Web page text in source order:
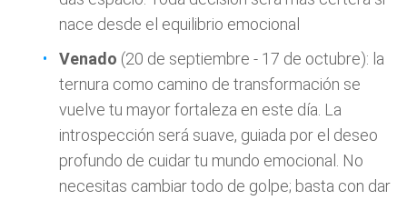
nace desde el equilibrio emocional
Venado (20 de septiembre - 17 de octubre): la
ternura como camino de transformación se
vuelve tu mayor fortaleza en este día. La
introspección será suave, guiada por el deseo
profundo de cuidar tu mundo emocional. No
necesitas cambiar todo de golpe; basta con dar